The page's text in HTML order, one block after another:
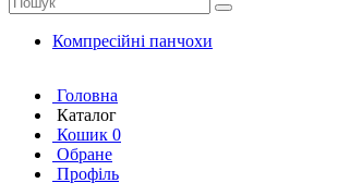
Компресійні панчохи
Головна
Каталог
Кошик 0
Обране
Профіль